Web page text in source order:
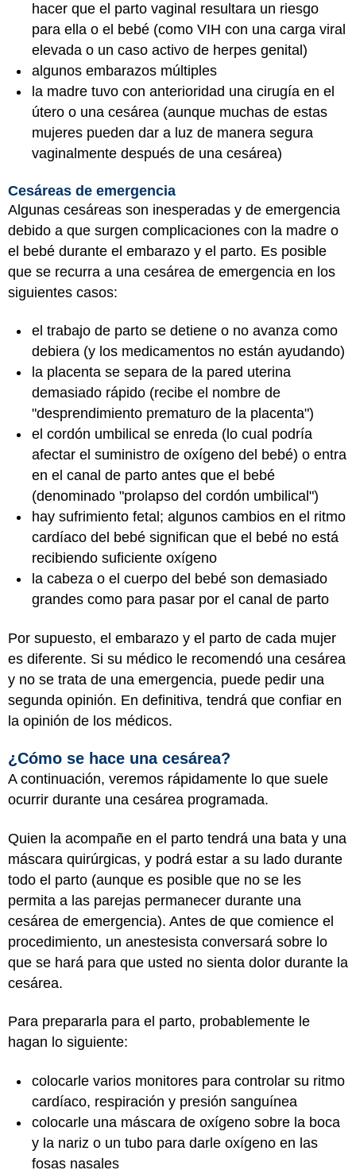
hacer que el parto vaginal resultara un riesgo
para ella o el bebé (como VIH con una carga viral
elevada o un caso activo de herpes genital)
algunos embarazos múltiples
la madre tuvo con anterioridad una cirugía en el
útero o una cesárea (aunque muchas de estas
mujeres pueden dar a luz de manera segura
vaginalmente después de una cesárea)
Cesáreas de emergencia
Algunas cesáreas son inesperadas y de emergencia
debido a que surgen complicaciones con la madre o
el bebé durante el embarazo y el parto. Es posible
que se recurra a una cesárea de emergencia en los
siguientes casos:
el trabajo de parto se detiene o no avanza como
debiera (y los medicamentos no están ayudando)
la placenta se separa de la pared uterina
demasiado rápido (recibe el nombre de
"desprendimiento prematuro de la placenta")
el cordón umbilical se enreda (lo cual podría
afectar el suministro de oxígeno del bebé) o entra
en el canal de parto antes que el bebé
(denominado "prolapso del cordón umbilical")
hay sufrimiento fetal; algunos cambios en el ritmo
cardíaco del bebé significan que el bebé no está
recibiendo suficiente oxígeno
la cabeza o el cuerpo del bebé son demasiado
grandes como para pasar por el canal de parto
Por supuesto, el embarazo y el parto de cada mujer
es diferente. Si su médico le recomendó una cesárea
y no se trata de una emergencia, puede pedir una
segunda opinión. En definitiva, tendrá que confiar en
la opinión de los médicos.
¿Cómo se hace una cesárea?
A continuación, veremos rápidamente lo que suele
ocurrir durante una cesárea programada.
Quien la acompañe en el parto tendrá una bata y una
máscara quirúrgicas, y podrá estar a su lado durante
todo el parto (aunque es posible que no se les
permita a las parejas permanecer durante una
cesárea de emergencia). Antes de que comience el
procedimiento, un anestesista conversará sobre lo
que se hará para que usted no sienta dolor durante la
cesárea.
Para prepararla para el parto, probablemente le
hagan lo siguiente:
colocarle varios monitores para controlar su ritmo
cardíaco, respiración y presión sanguínea
colocarle una máscara de oxígeno sobre la boca
y la nariz o un tubo para darle oxígeno en las
fosas nasales